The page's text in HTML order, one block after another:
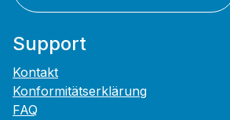
Support
Kontakt
Konformitätserklärung
FAQ